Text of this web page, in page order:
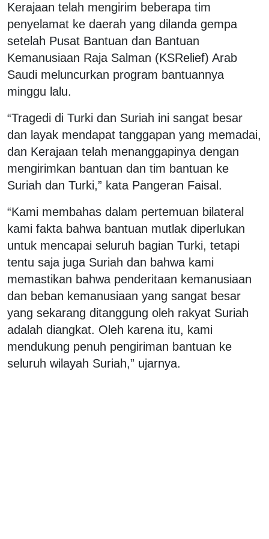
Kerajaan telah mengirim beberapa tim
penyelamat ke daerah yang dilanda gempa
setelah Pusat Bantuan dan Bantuan
Kemanusiaan Raja Salman (KSRelief) Arab
Saudi meluncurkan program bantuannya
minggu lalu.
“Tragedi di Turki dan Suriah ini sangat besar
dan layak mendapat tanggapan yang memadai,
dan Kerajaan telah menanggapinya dengan
mengirimkan bantuan dan tim bantuan ke
Suriah dan Turki,” kata Pangeran Faisal.
“Kami membahas dalam pertemuan bilateral
kami fakta bahwa bantuan mutlak diperlukan
untuk mencapai seluruh bagian Turki, tetapi
tentu saja juga Suriah dan bahwa kami
memastikan bahwa penderitaan kemanusiaan
dan beban kemanusiaan yang sangat besar
yang sekarang ditanggung oleh rakyat Suriah
adalah diangkat. Oleh karena itu, kami
mendukung penuh pengiriman bantuan ke
seluruh wilayah Suriah,” ujarnya.